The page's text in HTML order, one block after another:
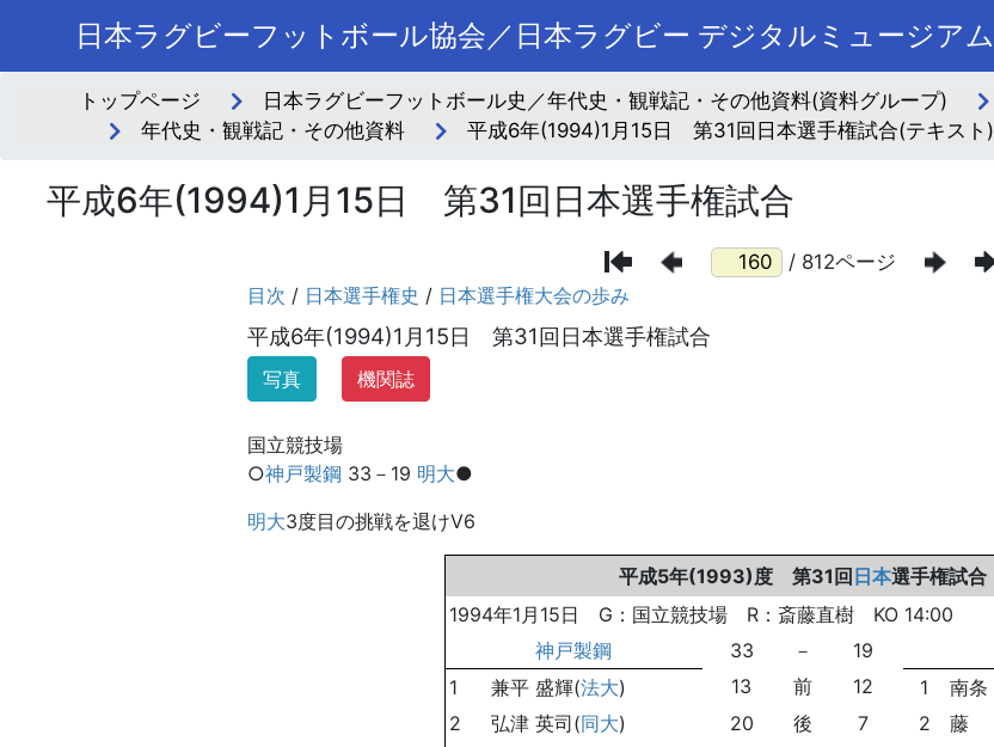
日本ラグビーフットボール協会／日本ラグビー デジタルミュージアム
トップページ 日本ラグビーフットボール史／年代史・観戦記・その他資料(資料グループ)
年代史・観戦記・その他資料
平成6年(1994)1月15日 第31回日本選手権試合(テキスト)
平成6年(1994)1月15日 第31回日本選手権試合
/ 812ページ